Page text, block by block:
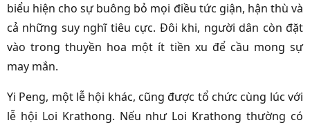
biểu hiện cho sự buông bỏ mọi điều tức giận, hận thù và
cả những suy nghĩ tiêu cực. Đôi khi, người dân còn đặt
vào trong thuyền hoa một ít tiền xu để cầu mong sự
may mắn.
Yi Peng, một lễ hội khác, cũng được tổ chức cùng lúc với
lễ hội Loi Krathong. Nếu như Loi Krathong thường có